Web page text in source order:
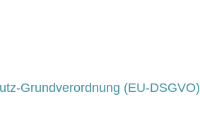
Grundverordnung (EU-DSGVO)